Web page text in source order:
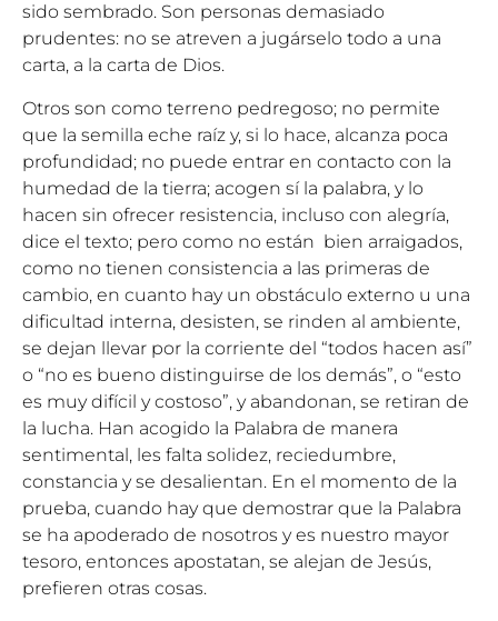
sido sembrado. Son personas demasiado
prudentes: no se atreven a jugárselo todo a una
carta, a la carta de Dios.
Otros son como terreno pedregoso; no permite
que la semilla eche raíz y, si lo hace, alcanza poca
profundidad; no puede entrar en contacto con la
humedad de la tierra; acogen sí la palabra, y lo
hacen sin ofrecer resistencia, incluso con alegría,
dice el texto; pero como no están bien arraigados,
como no tienen consistencia a las primeras de
cambio, en cuanto hay un obstáculo externo u una
dificultad interna, desisten, se rinden al ambiente,
se dejan llevar por la corriente del “todos hacen así”
o “no es bueno distinguirse de los demás”, o “esto
es muy difícil y costoso”, y abandonan, se retiran de
la lucha. Han acogido la Palabra de manera
sentimental, les falta solidez, reciedumbre,
constancia y se desalientan. En el momento de la
prueba, cuando hay que demostrar que la Palabra
se ha apoderado de nosotros y es nuestro mayor
tesoro, entonces apostatan, se alejan de Jesús,
prefieren otras cosas.